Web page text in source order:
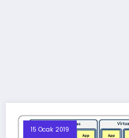
15 Ocak 2019